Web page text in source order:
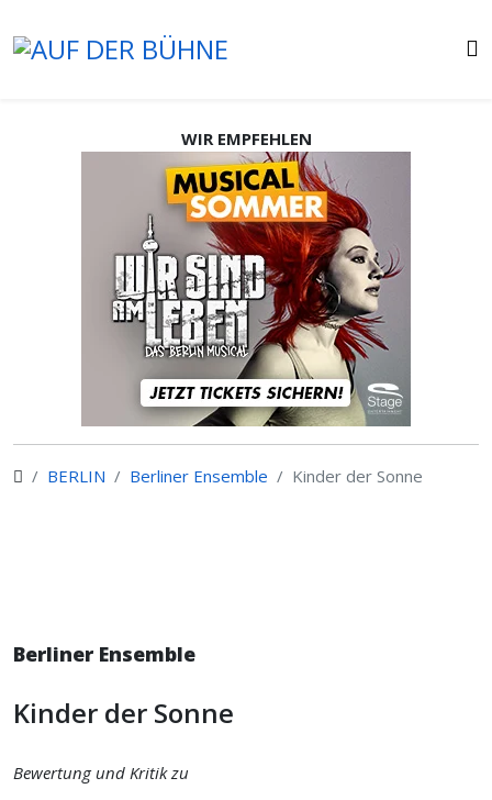
WIR EMPFEHLEN
BERLIN Berliner Ensemble Kinder der Sonne
Berliner Ensemble
Kinder der Sonne
Bewertung und Kritik zu